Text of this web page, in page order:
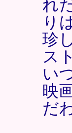
れ
り
珍
ス
い
映
だ